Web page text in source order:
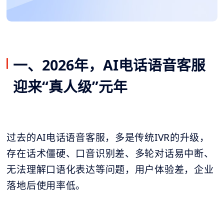
一、2026年，AI电话语音客服
迎来“真人级”元年
过去的AI电话语音客服，多是传统IVR的升级，
存在话术僵硬、口音识别差、多轮对话易中断、
无法理解口语化表达等问题，用户体验差，企业
落地后使用率低。